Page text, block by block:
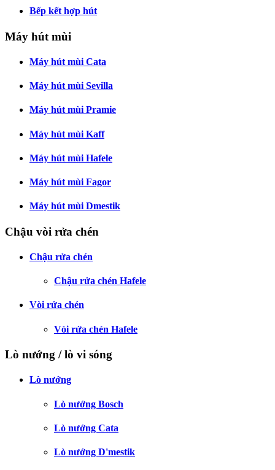
Bếp kết hợp hút
Máy hút mùi
Máy hút mùi Cata
Máy hút mùi Sevilla
Máy hút mùi Pramie
Máy hút mùi Kaff
Máy hút mùi Hafele
Máy hút mùi Fagor
Máy hút mùi Dmestik
Chậu vòi rửa chén
Chậu rửa chén
Chậu rửa chén Hafele
Vòi rửa chén
Vòi rửa chén Hafele
Lò nướng / lò vi sóng
Lò nướng
Lò nướng Bosch
Lò nướng Cata
Lò nướng D'mestik